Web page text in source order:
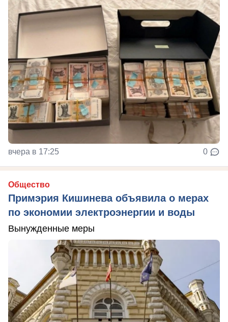
вчера в 17:25 0
Общество
Примэрия Кишинева объявила о мерах
по экономии электроэнергии и воды
Вынужденные меры